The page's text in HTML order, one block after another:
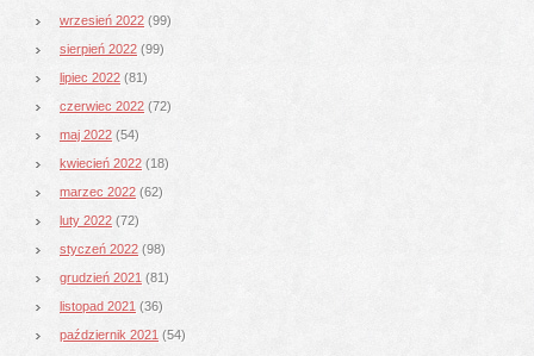
wrzesień 2022 (99)
sierpień 2022 (99)
lipiec 2022 (81)
czerwiec 2022 (72)
maj 2022 (54)
kwiecień 2022 (18)
marzec 2022 (62)
luty 2022 (72)
styczeń 2022 (98)
grudzień 2021 (81)
listopad 2021 (36)
październik 2021 (54)